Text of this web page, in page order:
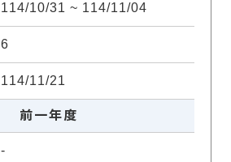
114/10/31 ~ 114/11/04
6
114/11/21
前一年度
-